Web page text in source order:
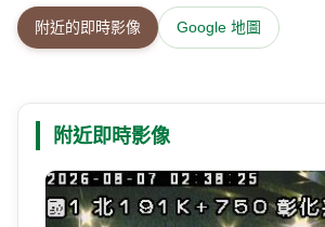
附近的即時影像 Google 地圖
附近即時影像